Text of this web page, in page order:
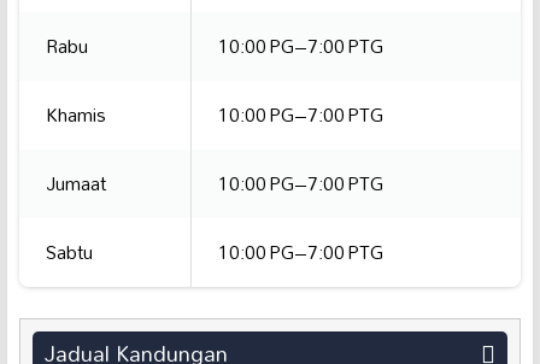
Rabu
10:00 PG–7:00 PTG
Khamis
10:00 PG–7:00 PTG
Jumaat
10:00 PG–7:00 PTG
Sabtu
10:00 PG–7:00 PTG
Jadual Kandungan